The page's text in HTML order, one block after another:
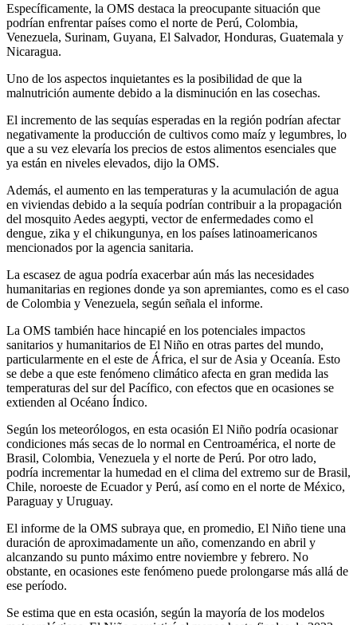
Específicamente, la OMS destaca la preocupante situación que
podrían enfrentar países como el norte de Perú, Colombia,
Venezuela, Surinam, Guyana, El Salvador, Honduras, Guatemala y
Nicaragua.
Uno de los aspectos inquietantes es la posibilidad de que la
malnutrición aumente debido a la disminución en las cosechas.
El incremento de las sequías esperadas en la región podrían afectar
negativamente la producción de cultivos como maíz y legumbres, lo
que a su vez elevaría los precios de estos alimentos esenciales que
ya están en niveles elevados, dijo la OMS.
Además, el aumento en las temperaturas y la acumulación de agua
en viviendas debido a la sequía podrían contribuir a la propagación
del mosquito Aedes aegypti, vector de enfermedades como el
dengue, zika y el chikungunya, en los países latinoamericanos
mencionados por la agencia sanitaria.
La escasez de agua podría exacerbar aún más las necesidades
humanitarias en regiones donde ya son apremiantes, como es el caso
de Colombia y Venezuela, según señala el informe.
La OMS también hace hincapié en los potenciales impactos
sanitarios y humanitarios de El Niño en otras partes del mundo,
particularmente en el este de África, el sur de Asia y Oceanía. Esto
se debe a que este fenómeno climático afecta en gran medida las
temperaturas del sur del Pacífico, con efectos que en ocasiones se
extienden al Océano Índico.
Según los meteorólogos, en esta ocasión El Niño podría ocasionar
condiciones más secas de lo normal en Centroamérica, el norte de
Brasil, Colombia, Venezuela y el norte de Perú. Por otro lado,
podría incrementar la humedad en el clima del extremo sur de Brasil,
Chile, noroeste de Ecuador y Perú, así como en el norte de México,
Paraguay y Uruguay.
El informe de la OMS subraya que, en promedio, El Niño tiene una
duración de aproximadamente un año, comenzando en abril y
alcanzando su punto máximo entre noviembre y febrero. No
obstante, en ocasiones este fenómeno puede prolongarse más allá de
ese período.
Se estima que en esta ocasión, según la mayoría de los modelos